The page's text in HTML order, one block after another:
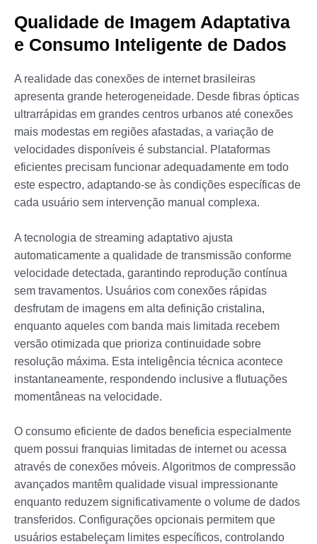
Qualidade de Imagem Adaptativa
e Consumo Inteligente de Dados
A realidade das conexões de internet brasileiras
apresenta grande heterogeneidade. Desde fibras ópticas
ultrarrápidas em grandes centros urbanos até conexões
mais modestas em regiões afastadas, a variação de
velocidades disponíveis é substancial. Plataformas
eficientes precisam funcionar adequadamente em todo
este espectro, adaptando-se às condições específicas de
cada usuário sem intervenção manual complexa.
A tecnologia de streaming adaptativo ajusta
automaticamente a qualidade de transmissão conforme
velocidade detectada, garantindo reprodução contínua
sem travamentos. Usuários com conexões rápidas
desfrutam de imagens em alta definição cristalina,
enquanto aqueles com banda mais limitada recebem
versão otimizada que prioriza continuidade sobre
resolução máxima. Esta inteligência técnica acontece
instantaneamente, respondendo inclusive a flutuações
momentâneas na velocidade.
O consumo eficiente de dados beneficia especialmente
quem possui franquias limitadas de internet ou acessa
através de conexões móveis. Algoritmos de compressão
avançados mantêm qualidade visual impressionante
enquanto reduzem significativamente o volume de dados
transferidos. Configurações opcionais permitem que
usuários estabeleçam limites específicos, controlando